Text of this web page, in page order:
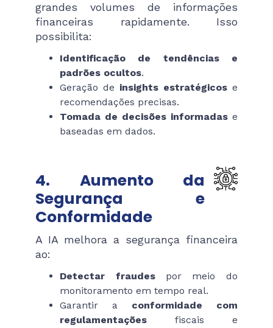
grandes volumes de informações
financeiras rapidamente. Isso
possibilita:
Identificação de tendências e
padrões ocultos.
Geração de insights estratégicose
recomendações precisas.
Tomada de decisões informadase
baseadas em dados.
4. Aumento da
Segurança e
Conformidade
A IA melhora a segurança financeira
ao:
Detectar fraudespor meio do
monitoramento em tempo real.
Garantir a conformidade com
regulamentações fiscais e